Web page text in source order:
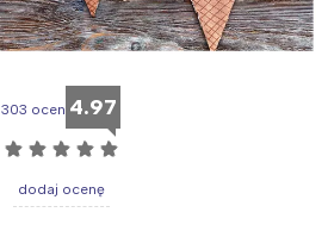
303 ocen 4.97
☆ ☆ ☆ ☆ ☆
dodaj ocenę